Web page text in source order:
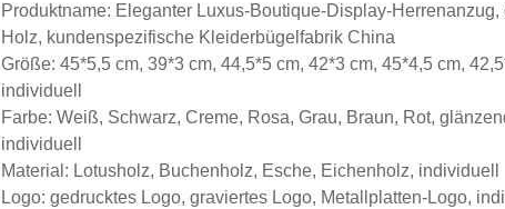
Produktname: Eleganter Luxus-Boutique-Display-
Holz, kundenspezifische Kleiderbügelfabrik China
Größe: 45*5,5 cm, 39*3 cm, 44,5*5 cm, 42*3 cm, 45*4,5 cm,
individuell
Farbe: Weiß, Schwarz, Creme, Rosa, Grau, Braun, Rot,
individuell
Material: Lotusholz, Buchenholz, Esche, Eichenholz, individuell
Logo: gedrucktes Logo, graviertes Logo, Metallplatten-Logo,